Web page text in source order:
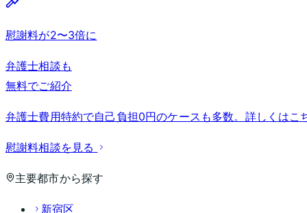
慰謝料が2〜3倍に
弁護士相談も
無料でご紹介
弁護士費用特約で自己負担0円のケースも多数。詳しくはこ
慰謝料相談を見る
主要都市から探す
新宿区